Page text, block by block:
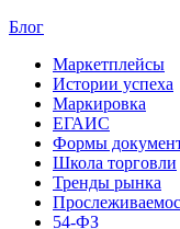
Блог
Маркетплейсы
Истории успеха
Маркировка
ЕГАИС
Формы
Школа торговли
Тренды рынка
54-ФЗ